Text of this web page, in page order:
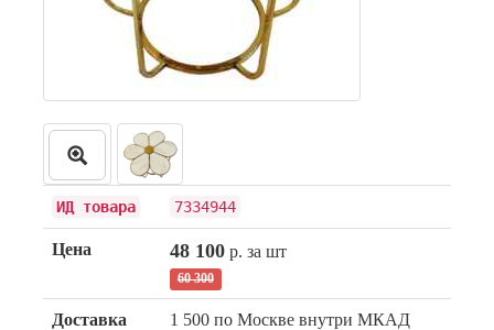
ИД товара 7334944
Цена 48 100р. за шт
60 300
Доставка 1 500 по Москве внутри МКАД